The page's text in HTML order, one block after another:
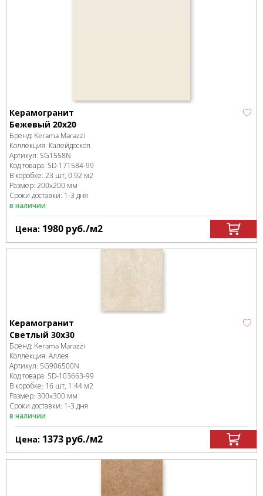
Керамогранит
Бежевый 20x20
Бренд: Kerama Marazzi
Коллекция: Калейдоскоп
Артикул: SG1558N
Код товара: SD-171584-99
В коробке: 23 шт, 0.92 м2
Размер: 200x200 мм
Сроки доставки: 1-3 дня
в наличии
Цена: 1980 руб./м2
Керамогранит
Светлый 30х30
Бренд: Kerama Marazzi
Коллекция: Аллея
Артикул: SG906500N
Код товара: SD-103663-99
В коробке: 16 шт, 1.44 м2
Размер: 300x300 мм
Сроки доставки: 1-3 дня
в наличии
Цена: 1373 руб./м2